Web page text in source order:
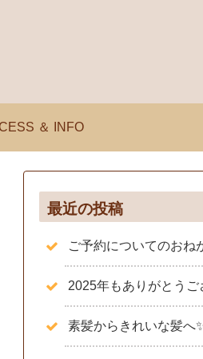
＆ INFO
最近の投稿
ご予約についてのおね
2025年もありがとうご
素髪からきれいな髪へ